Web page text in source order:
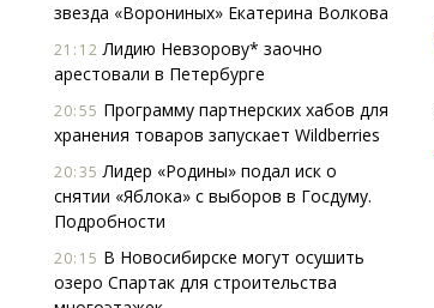
звезда «Ворониных» Екатерина Волкова
21:12 Лидию Невзорову* заочно
арестовали в Петербурге
20:55 Программу партнерских хабов для
хранения товаров запускает Wildberries
20:35 Лидер «Родины» подал иск о
снятии «Яблока» с выборов в Госдуму.
Подробности
20:15 В Новосибирске могут осушить
озеро Спартак для строительства